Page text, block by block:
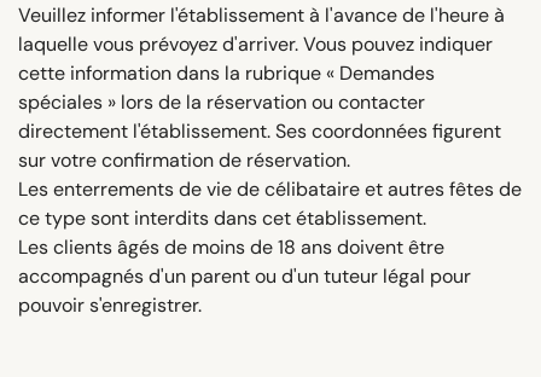
Veuillez informer l'établissement à l'avance de l'heure à
laquelle vous prévoyez d'arriver. Vous pouvez indiquer
cette information dans la rubrique « Demandes
spéciales » lors de la réservation ou contacter
directement l'établissement. Ses coordonnées figurent
sur votre confirmation de réservation.
Les enterrements de vie de célibataire et autres fêtes de
ce type sont interdits dans cet établissement.
Les clients âgés de moins de 18 ans doivent être
accompagnés d'un parent ou d'un tuteur légal pour
pouvoir s'enregistrer.